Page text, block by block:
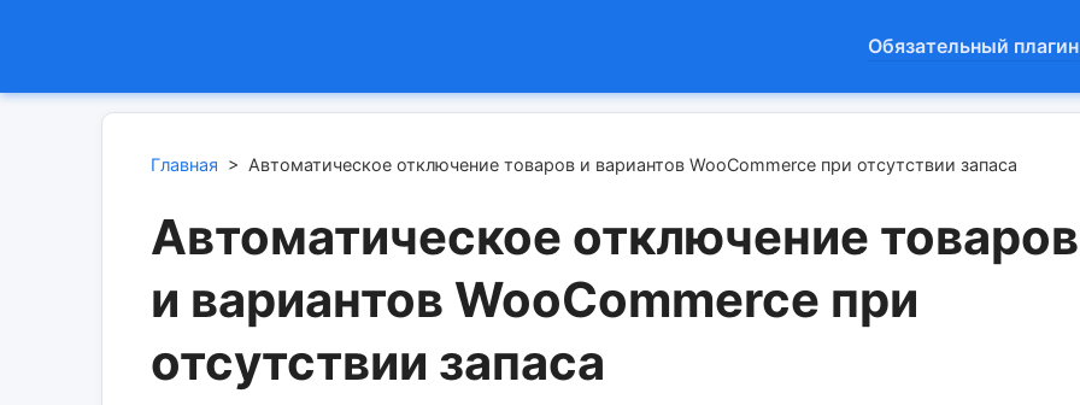
Обязательный плагин
Главная > Автоматическое отключение товаров и вариантов WooCommerce при отсутствии запаса
Автоматическое отключение товаров
и вариантов WooCommerce при
отсутствии запаса